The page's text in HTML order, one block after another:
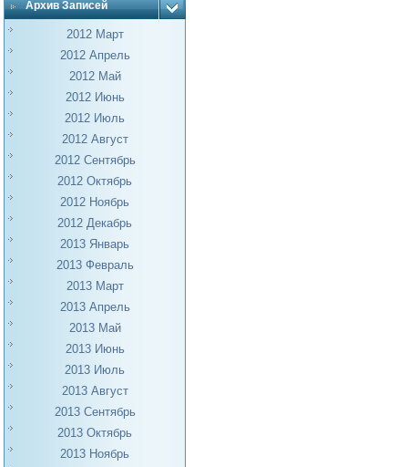
Архив Записей
2012 Март
2012 Апрель
2012 Май
2012 Июнь
2012 Июль
2012 Август
2012 Сентябрь
2012 Октябрь
2012 Ноябрь
2012 Декабрь
2013 Январь
2013 Февраль
2013 Март
2013 Апрель
2013 Май
2013 Июнь
2013 Июль
2013 Август
2013 Сентябрь
2013 Октябрь
2013 Ноябрь